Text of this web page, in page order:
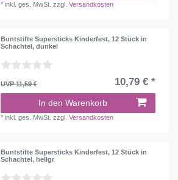
*inkl. ges. MwSt. zzgl.Versandkosten
Buntstifte Supersticks Kinderfest, 12 Stück in
Schachtel, dunkel
UVP 11,59 € 10,79 € *
In den Warenkorb
*inkl. ges. MwSt. zzgl.Versandkosten
Buntstifte Supersticks Kinderfest, 12 Stück in
Schachtel, hellgr